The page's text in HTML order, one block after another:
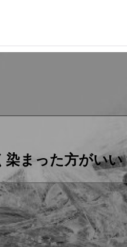
まった方がいい